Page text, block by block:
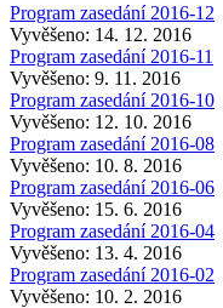
Program zasedání 2016-12
Vyvěšeno: 14. 12. 2016
Program zasedání 2016-11
Vyvěšeno: 9. 11. 2016
Program zasedání 2016-10
Vyvěšeno: 12. 10. 2016
Program zasedání 2016-08
Vyvěšeno: 10. 8. 2016
Program zasedání 2016-06
Vyvěšeno: 15. 6. 2016
Program zasedání 2016-04
Vyvěšeno: 13. 4. 2016
Program zasedání 2016-02
Vyvěšeno: 10. 2. 2016